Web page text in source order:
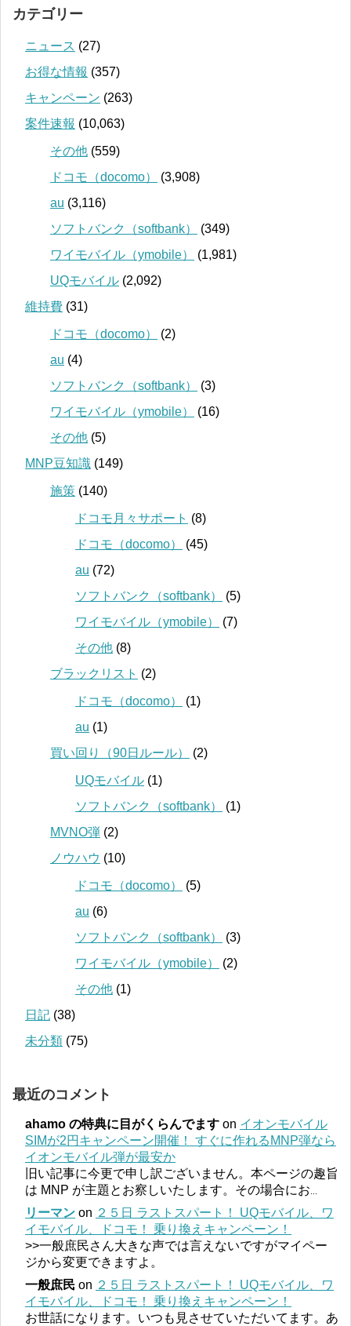
カテゴリー
ニュース (27)
お得な情報 (357)
キャンペーン (263)
案件速報 (10,063)
その他 (559)
ドコモ（docomo）
(3,908)
au (3,116)
ソフトバンク（softbank）
(349)
ワイモバイル（ymobile）
(1,981)
UQモバイル (2,092)
維持費 (31)
ドコモ（docomo）
(2)
au (4)
ソフトバンク（softbank）
(3)
ワイモバイル（ymobile）
(16)
その他 (5)
MNP豆知識 (149)
施策 (140)
ドコモ月々サポート (8)
ドコモ（docomo）
(45)
au (72)
ソフトバンク（softbank）
(5)
ワイモバイル（ymobile）
(7)
その他 (8)
ブラックリスト (2)
ドコモ（docomo）
(1)
au (1)
買い回り（90日ルール）
(2)
UQモバイル (1)
ソフトバンク（softbank）
(1)
MVNO弾 (2)
ノウハウ (10)
ドコモ（docomo）
(5)
au (6)
ソフトバンク（softbank）
(3)
ワイモバイル（ymobile）
(2)
その他 (1)
日記 (38)
未分類 (75)
最近のコメント
ahamo の特典に目がくらんでます on イオンモバイル
SIMが2円キャンペーン開催！ すぐに作れるMNP弾なら
イオンモバイル弾が最安か
旧い記事に今更で申し訳ございません。本ページの趣旨
は MNP が主題とお察しいたします。その場合にお
リーマン on ２５日 ラストスパート！ UQモバイル、ワ
イモバイル、ドコモ！ 乗り換えキャンペーン！
>>一般庶民さん大きな声では言えないですがマイペー
ジから変更できますよ。
一般庶民 on ２５日 ラストスパート！ UQモバイル、ワ
イモバイル、ドコモ！ 乗り換えキャンペーン！
お世話になります。いつも見させていただいてます。あ